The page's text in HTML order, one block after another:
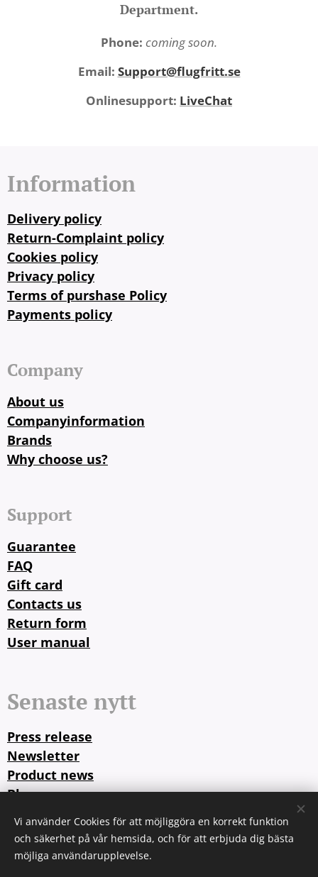
Department.
Phone: coming soon.
Email: Support@flugfritt.se
Onlinesupport: LiveChat
Information
Delivery policy
Return-Complaint policy
Cookies policy
Privacy policy
Terms of purshase Policy
Payments policy
Company
About us
Companyinformation
Brands
Why choose us?
Support
Guarantee
FAQ
Gift card
Contacts us
Return form
User manual
Senaste nytt
Press release
Newsletter
Product news
Blog
© 2025 Flugfritt.se. All rights reserved.
Vi använder Cookies för att möjliggöra en korrekt funktion
och säkerhet på vår hemsida, och för att erbjuda dig bästa
möjliga användarupplevelse.